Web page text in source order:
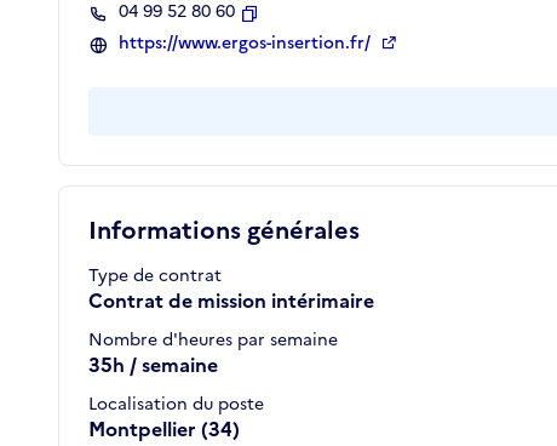
Informations générales
Type de contrat
Contrat de mission intérimaire
Nombre d'heures par semaine
35h / semaine
Localisation du poste
Montpellier (34)
04 99 52 80 60
Copier
https://www.ergos-insertion.fr/